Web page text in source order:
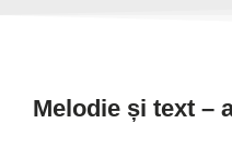
Melodie și text –